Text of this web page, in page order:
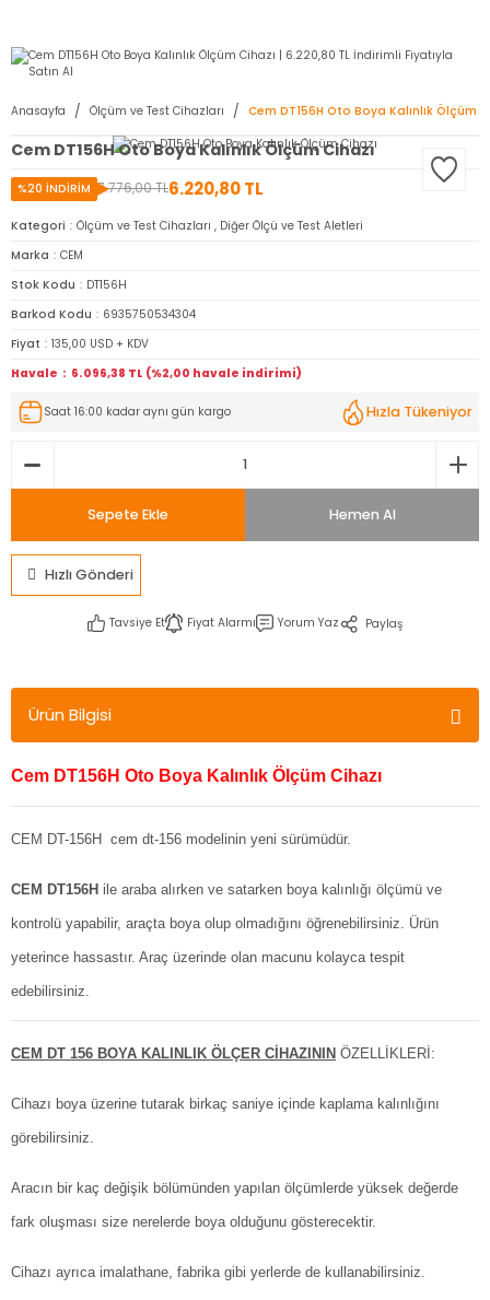
Anasayfa Ölçüm ve Test Cihazları Cem DT156H Oto Boya Kalınlık Ölçüm
Cem DT156H Oto Boya Kalınlık Ölçüm Cihazı
7.776,00 TL6.220,80 TL
%20 İNDİRİM
Kategori Ölçüm ve Test Cihazları , Diğer Ölçü ve Test Aletleri
Marka
CEM
Stok Kodu
DT156H
Barkod Kodu
6935750534304
Fiyat
135,00 USD + KDV
Havale
6.096,38 TL (%2,00 havale indirimi)
Saat 16:00 kadar aynı gün kargo Hızla Tükeniyor
Sepete Ekle Hemen Al
Hızlı Gönderi
Tavsiye Et Fiyat Alarmı Yorum Yaz Paylaş
Ürün Bilgisi
Cem DT156H Oto Boya Kalınlık Ölçüm Cihazı
CEM DT-156H cem dt-156 modelinin yeni sürümüdür.
CEM DT156H ile araba alırken ve satarken boya kalınlığı ölçümü ve
kontrolü yapabilir, araçta boya olup olmadığını öğrenebilirsiniz. Ürün
yeterince hassastır. Araç üzerinde olan macunu kolayca tespit
edebilirsiniz.
CEM DT 156 BOYA KALINLIK ÖLÇER CİHAZININ ÖZELLİKLERİ:
Cihazı boya üzerine tutarak birkaç saniye içinde kaplama kalınlığını
görebilirsiniz.
Aracın bir kaç değişik bölümünden yapılan ölçümlerde yüksek değerde
fark oluşması size nerelerde boya olduğunu gösterecektir.
Cihazı ayrıca imalathane, fabrika gibi yerlerde de kullanabilirsiniz.